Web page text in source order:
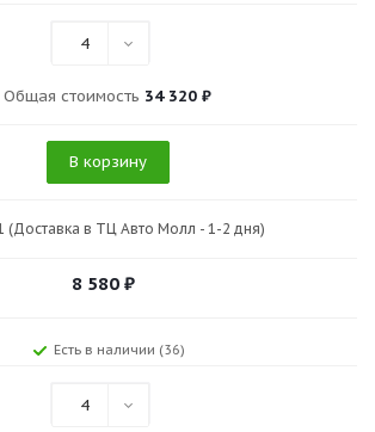
4
Общая стоимость 34 320 ₽
В корзину
(Доставка в ТЦ Авто Молл - 1-2 дня)
8 580 ₽
Есть в наличии (36)
4